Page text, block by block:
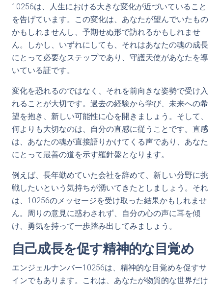
10256は、人生における大きな変化が近づいていること
を告げています。この変化は、あなたが望んでいたもの
かもしれませんし、予期せぬ形で訪れるかもしれませ
ん。しかし、いずれにしても、それはあなたの魂の成長
にとって必要なステップであり、守護天使があなたを導
いている証です。
変化を恐れるのではなく、それを前向きな姿勢で受け入
れることが大切です。過去の経験から学び、未来への希
望を抱き、新しい可能性に心を開きましょう。そして、
何よりも大切なのは、自分の直感に従うことです。直感
は、あなたの魂が直接語りかけてくる声であり、あなた
にとって最善の道を示す羅針盤となります。
例えば、長年勤めていた会社を辞めて、新しい分野に挑
戦したいという気持ちが湧いてきたとしましょう。それ
は、10256のメッセージを受け取った結果かもしれませ
ん。周りの意見に惑わされず、自分の心の声に耳を傾
け、勇気を持って一歩踏み出してみましょう。
自己成長を促す精神的な目覚め
エンジェルナンバー10256は、精神的な目覚めを促すサ
インでもあります。これは、あなたが物質的な世界だけ